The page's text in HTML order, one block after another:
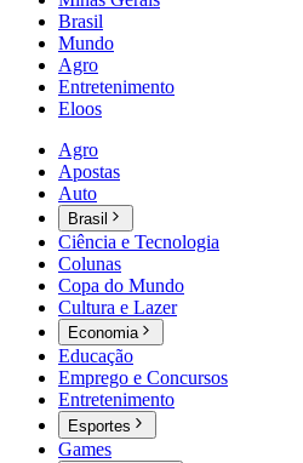
Brasil
Mundo
Agro
Entretenimento
Eloos
Agro
Apostas
Auto
Brasil
Ciência e Tecnologia
Colunas
Copa do Mundo
Cultura e Lazer
Economia
Educação
Emprego e Concursos
Entretenimento
Esportes
Games